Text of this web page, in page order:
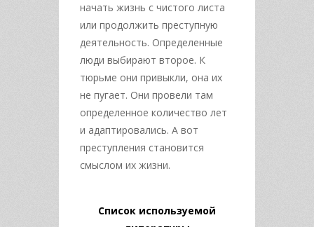
начать жизнь с чистого листа
или продолжить преступную
деятельность. Определенные
люди выбирают второе. К
тюрьме они привыкли, она их
не пугает. Они провели там
определенное количество лет
и адаптировались. А вот
преступления становится
смыслом их жизни.
Список используемой